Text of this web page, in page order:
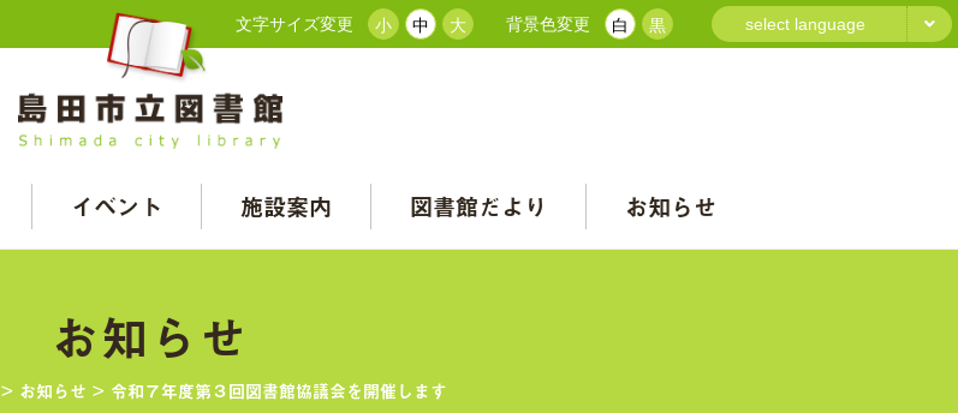
文字サイズ変更 小 中 大 背景色変更 白 黒 select language
イベント 施設案内 図書館だより お知らせ
お知らせ
> お知らせ > 令和７年度第３回図書館協議会を開催します